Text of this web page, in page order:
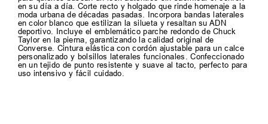
en su día a día. Corte recto y holgado que rinde homenaje a la
moda urbana de décadas pasadas. Incorpora bandas laterales
en color blanco que estilizan la silueta y resaltan su ADN
deportivo. Incluye el emblemático parche redondo de Chuck
Taylor en la pierna, garantizando la calidad original de
Converse. Cintura elástica con cordón ajustable para un calce
personalizado y bolsillos laterales funcionales. Confeccionado
en un tejido de punto resistente y suave al tacto, perfecto para
uso intensivo y fácil cuidado.